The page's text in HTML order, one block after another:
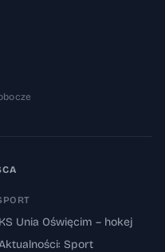
KS Unia Oświęcim – hokej
Sport